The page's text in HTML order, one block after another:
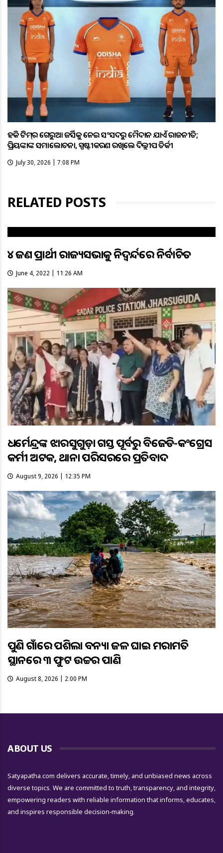
ହକି ଟିମ୍‌ର ଗେରୁଆ ଜର୍ସିକୁ ନେଇ ସଂସଦରୁ ମୈଦାନ ଯାଏଁ ରାଜନୀତି;
ପ୍ରିୟଙ୍କାଙ୍କ ସମାଲୋଚନା, ସ୍ପଷ୍ଟୀକରଣ ରଖିଲେ ଦିଲ୍ଲୀପ ତିର୍କୀ
July 30, 2026 | 7:08 PM
RELATED POSTS
୪୧ ଜଣ ପ୍ରାର୍ଥୀ ରାଜ୍ୟସଭାକୁ ନିଦ୍ୱର୍ନ୍ଦରେ ନିର୍ବାଚିତ
June 4, 2022 | 11:26 AM
ଧର୍ମେନ୍ଦ୍ରଙ୍କ ଝାରସୁଗୁଡ଼ା ଗସ୍ତ ପୂର୍ବରୁ ବିଜେଡି-କଂଗ୍ରେସ
କର୍ମୀ ଅଟକ, ଥାନା ପରିସରରେ ପ୍ରତିବାଦ
August 9, 2026 | 12:35 PM
ପୁଣି ଗାଁରେ ପଶିଲା ବନ୍ୟା ଜଳ ଘାଇ ମରାମତି
ସ୍ଥାନରେ ୩ ଫୁଟ ଉଚ୍ଚର ପାଣି
August 8, 2026 | 2:00 PM
ABOUT US
Satyapatha.com delivers accurate, timely, and unbiased news across
diverse topics. We are committed to truth, transparency, and integrity,
empowering readers with reliable information that informs, educates,
and inspires responsible decision-making.